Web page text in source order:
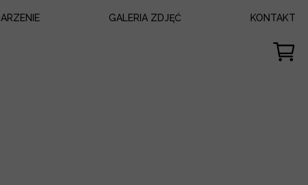
GALERIA ZDJĘĆ KONTAKT